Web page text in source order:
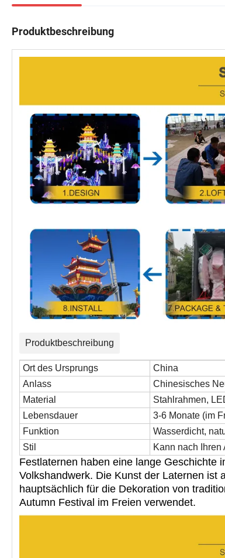
Produktbeschreibung
Produktbeschreibung
Ort des Ursprungs
China
Anlass
Chinesisches
Material
Stahlrahmen,
Lebensdauer
3-6 Monate (im
Funktion
Wasserdicht,
Stil
Kann nach Ihren
Festlaternen haben eine lange Geschichte
Volkshandwerk. Die Kunst der Laternen ist
hauptsächlich für die Dekoration von
Autumn Festival im Freien verwendet.